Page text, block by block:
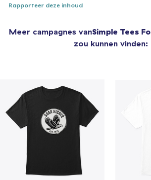
Rapporteer deze inhoud
Meer campagnes vanSimple Tees
zou kunnen vinden: